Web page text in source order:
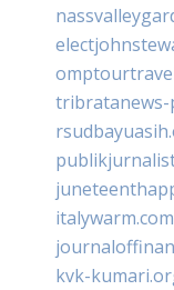
tribratanews-
italywarm.com
kvk-